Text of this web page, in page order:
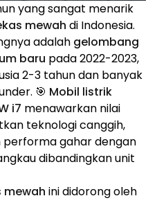
yang sangat menarik
mewah di Indonesia.
adalah gelombang
baru pada 2022-2023,
2-3 tahun dan banyak
🎯 Mobil listrik
i7 menawarkan nilai
teknologi canggih,
gahar dengan
dibandingkan unit
mewah ini didorong oleh